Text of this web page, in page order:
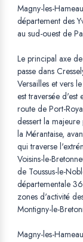
Magny-les-
département des
au sud-ouest de
Le principal axe
passe dans
Versailles et vers
est traversée
route de Port-
dessert la
la Mérantaise,
qui traverse
Voisins-le-
de Toussus-le-
départementale
zones d'activité
Montigny-le-
Magny-les-